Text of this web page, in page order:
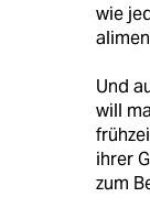
wie
Und
will
ihrer
zum